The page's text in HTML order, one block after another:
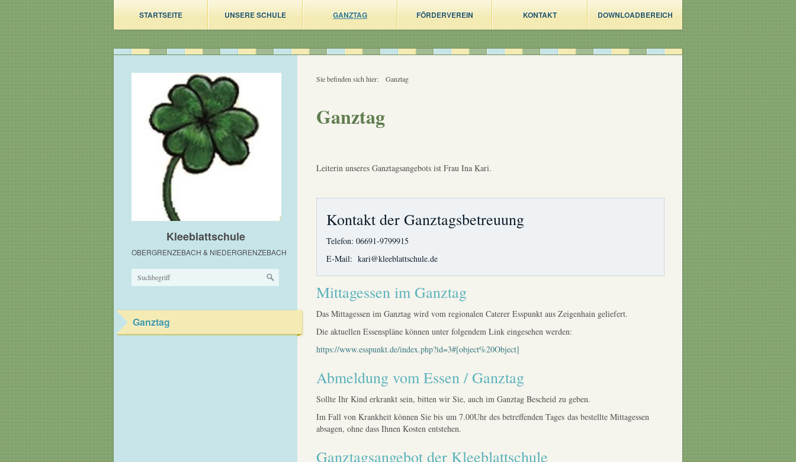
STARTSEITE UNSERE SCHULE GANZTAG FÖRDERVEREIN KONTAKT DOWNLOADBEREICH
Kleeblattschule
OBERGRENZEBACH & NIEDERGRENZEBACH
Ganztag
Sie befinden sich hier: Ganztag
Ganztag
Leiterin unseres Ganztagsangebots ist Frau Ina Kari.
Kontakt der Ganztagsbetreuung
Telefon: 06691-9799915
E-Mail: kari@kleeblattschule.de
Mittagessen im Ganztag
Das Mittagessen im Ganztag wird vom regionalen Caterer Esspunkt aus Zeigenhain geliefert.
Die aktuellen Essenspläne können unter folgendem Link eingesehen werden:
https://www.esspunkt.de/index.php?id=3#[object%20Object]
Abmeldung vom Essen / Ganztag
Sollte Ihr Kind erkrankt sein, bitten wir Sie, auch im Ganztag Bescheid zu geben.
Im Fall von Krankheit können Sie bis um 7.00Uhr des betreffenden Tages das bestellte Mittagessen
absagen, ohne dass Ihnen Kosten entstehen.
Ganztagsangebot der Kleeblattschule